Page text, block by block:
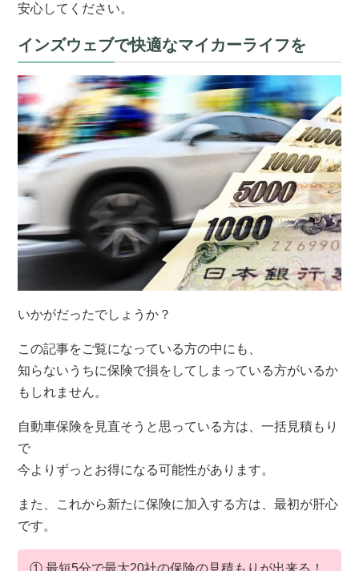
安心してください。
インズウェブで快適なマイカーライフを
いかがだったでしょうか？
この記事をご覧になっている方の中にも、
知らないうちに保険で損をしてしまっている方がいるか
もしれません。
自動車保険を見直そうと思っている方は、一括見積もり
で
今よりずっとお得になる可能性があります。
また、これから新たに保険に加入する方は、最初が肝心
です。
① 最短5分で最大20社の保険の見積もりが出来る！